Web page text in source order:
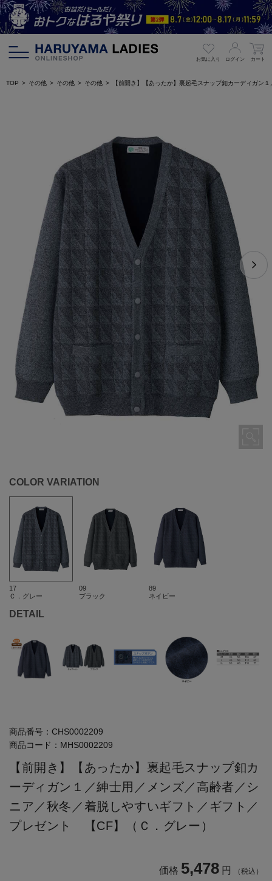
お気に入り ログイン カート
TOP その他 その他 その他 【前開き】【あったか】裏起毛スナップ釦カーディガ
COLOR VARIATION
17
Ｃ．グレー
09
ブラック
89
ネイビー
DETAIL
商品番号： CHS0002209
商品コード： MHS0002209
【前開き】【あったか】裏起毛スナップ釦カ
ーディガン１／紳士用／メンズ／高齢者／シ
ニア／秋冬／着脱しやすいギフト／ギフト／
プレゼント 【CF】（Ｃ．グレー）
価格 5,478 円 （税込）